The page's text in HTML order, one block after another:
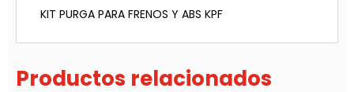
KIT PURGA PARA FRENOS Y ABS KPF
Productos relacionados